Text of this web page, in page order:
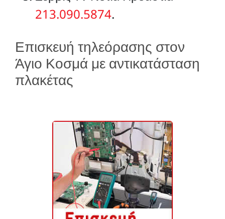
213.090.5874.
Επισκευή τηλεόρασης στον
Άγιο Κοσμά με αντικατάσταση
πλακέτας